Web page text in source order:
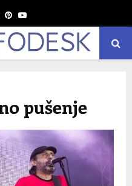
Pinterest
Youtube
pušenje